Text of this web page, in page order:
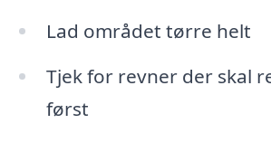
Lad området tørre helt
Tjek for revner der skal
først